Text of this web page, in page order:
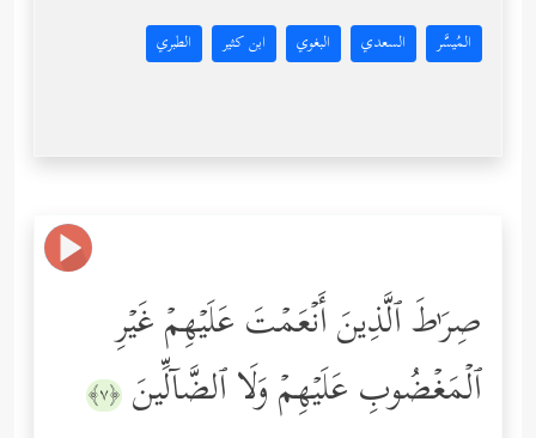
المُيسَّر السعدي البغوي ابن كثير الطبري
صِرَ ٰ⁠طَ ٱلَّذِینَ أَنۡعَمۡتَ عَلَیۡهِمۡ غَیۡرِ
ٱلۡمَغۡضُوبِ عَلَیۡهِمۡ وَلَا ٱلضَّاۤلِّینَ ﴿٧﴾